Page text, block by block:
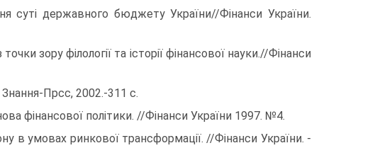
суті державного бюджету України//Фінанси України.
зору філології та історії фінансової науки.//Фінанси
Прсс, 2002.-311 с.
фінансової політики. //Фінанси України 1997. №4.
в умовах ринкової трансформації. //Фінанси України. -